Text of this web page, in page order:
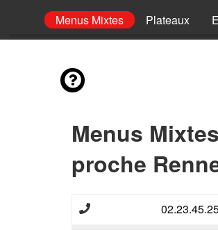
Menus Mixtes Plateaux
Menus
proche